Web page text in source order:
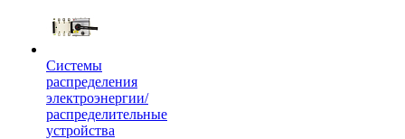
Системы
распределения
электроэнергии/
распределительные
устройства